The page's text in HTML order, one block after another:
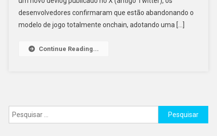
desenvolvedores confirmaram que estão abandonando o
modelo de jogo totalmente onchain, adotando uma […]
Continue Reading...
Pesquisar
por: